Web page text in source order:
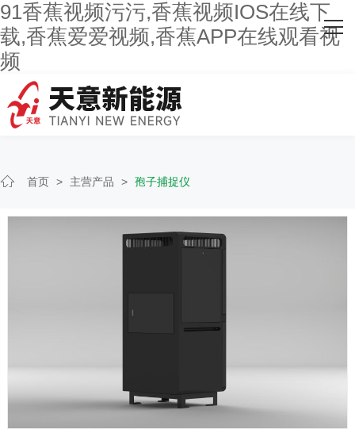
91香蕉视频污污,香蕉视频IOS在线下
载,香蕉爱爱视频,香蕉APP在线观看视
频
网站首页
关于91香蕉视频污污
主营产品
人才招聘
首页 > 主营产品 > 孢子捕捉仪